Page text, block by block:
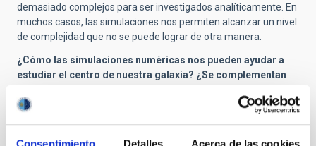
Consentimiento Detalles Acerca de las cookies
demasiado complejos para ser investigados analíticamente. En
muchos casos, las simulaciones nos permiten alcanzar un nivel
de complejidad que no se puede lograr de otra manera.
¿Cómo las simulaciones numéricas nos pueden ayudar a
estudiar el centro de nuestra galaxia? ¿Se complementan
observaciones del centro galáctico?
El centro galáctico es un ejemplo perfecto para mis dos
consideraciones. Hoy, observamos varios cientos de estrellas